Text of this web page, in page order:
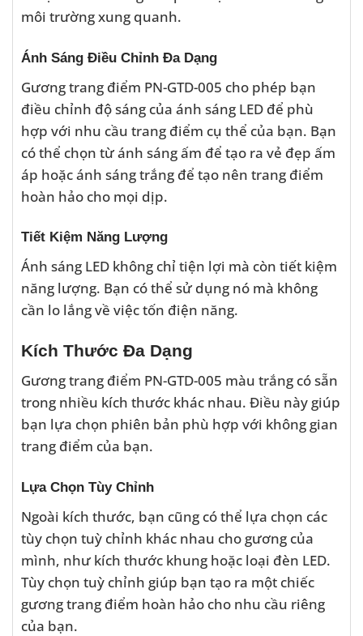
môi trường xung quanh.
Ánh Sáng Điều Chỉnh Đa Dạng
Gương trang điểm PN-GTD-005 cho phép bạn
điều chỉnh độ sáng của ánh sáng LED để phù
hợp với nhu cầu trang điểm cụ thể của bạn. Bạn
có thể chọn từ ánh sáng ấm để tạo ra vẻ đẹp ấm
áp hoặc ánh sáng trắng để tạo nên trang điểm
hoàn hảo cho mọi dịp.
Tiết Kiệm Năng Lượng
Ánh sáng LED không chỉ tiện lợi mà còn tiết kiệm
năng lượng. Bạn có thể sử dụng nó mà không
cần lo lắng về việc tốn điện năng.
Kích Thước Đa Dạng
Gương trang điểm PN-GTD-005 màu trắng có sẵn
trong nhiều kích thước khác nhau. Điều này giúp
bạn lựa chọn phiên bản phù hợp với không gian
trang điểm của bạn.
Lựa Chọn Tùy Chỉnh
Ngoài kích thước, bạn cũng có thể lựa chọn các
tùy chọn tuỳ chỉnh khác nhau cho gương của
mình, như kích thước khung hoặc loại đèn LED.
Tùy chọn tuỳ chỉnh giúp bạn tạo ra một chiếc
gương trang điểm hoàn hảo cho nhu cầu riêng
của bạn.